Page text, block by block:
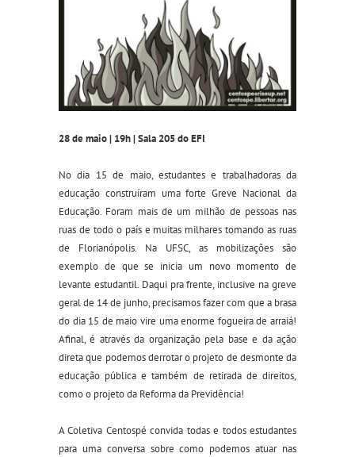
28 de maio | 19h | Sala 205 do EFI
No dia 15 de maio, estudantes e trabalhadoras da
educação construíram uma forte Greve Nacional da
Educação. Foram mais de um milhão de pessoas nas
ruas de todo o país e muitas milhares tomando as ruas
de Florianópolis. Na UFSC, as mobilizações são
exemplo de que se inicia um novo momento de
levante estudantil. Daqui pra frente, inclusive na greve
geral de 14 de junho, precisamos fazer com que a brasa
do dia 15 de maio vire uma enorme fogueira de arraiá!
Afinal, é através da organização pela base e da ação
direta que podemos derrotar o projeto de desmonte da
educação pública e também de retirada de direitos,
como o projeto da Reforma da Previdência!
A Coletiva Centospé convida todas e todos estudantes
para uma conversa sobre como podemos atuar nas